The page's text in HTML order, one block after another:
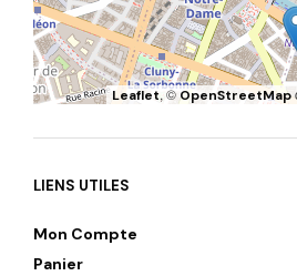
Leaflet, ©OpenStreetMap
LIENS UTILES
Mon Compte
Panier